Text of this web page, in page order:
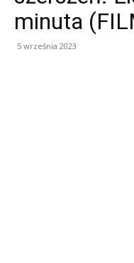
minuta
5 września 2023